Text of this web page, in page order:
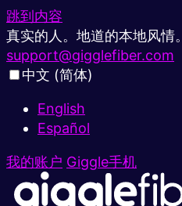
跳到内容
真实的人。地道的本地风情。
support@gigglefiber.com
中文 (简体)
English
Español
我的账户 Giggle手机